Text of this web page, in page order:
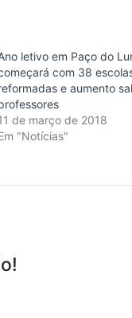
letivo em Paço do
com 38
e aumento
de março de 2018
"Notícias"